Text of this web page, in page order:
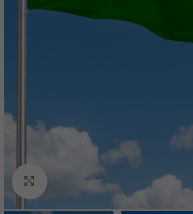
Нажмите, чтобы увеличить